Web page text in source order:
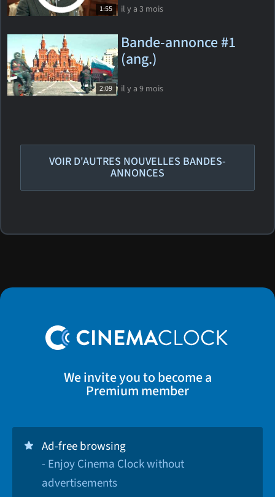
1:55 il y a 3 mois
2:09
Bande-annonce #1
(ang.)
il y a 9 mois
VOIR D'AUTRES NOUVELLES BANDES-
ANNONCES
We invite you to become a
Premium member
Ad-free browsing
- Enjoy Cinema Clock without
advertisements